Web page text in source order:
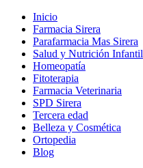
Inicio
Farmacia Sirera
Parafarmacia Mas Sirera
Salud y Nutrición Infantil
Homeopatía
Fitoterapia
Farmacia Veterinaria
SPD Sirera
Tercera edad
Belleza y Cosmética
Ortopedia
Blog